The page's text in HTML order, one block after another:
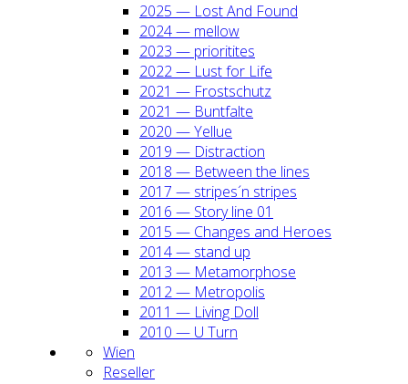
2025 — Lost And Found
2024 — mel­low
2023 — prio­ri­ti­tes
2022 — Lust for Life
2021 — Frost­schutz
2021 — Bunt­fal­te
2020 — Yel­lue
2019 — Dis­trac­tion
2018 — Bet­ween the lines
2017 — stripes´n stripes
2016 — Sto­ry line 01
2015 — Chan­ges and Heroes
2014 — stand up
2013 — Meta­mor­pho­se
2012 — Metro­po­lis
2011 — Living Doll
2010 — U Turn
Wien
Resel­ler